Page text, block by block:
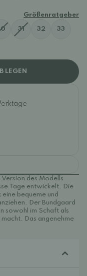
Größenratgeber
31 32 33
LEGEN
des Modells
Tage entwickelt. Die
bequeme und
Der Bundgaard
sowohl im Schaft als
Das angenehme